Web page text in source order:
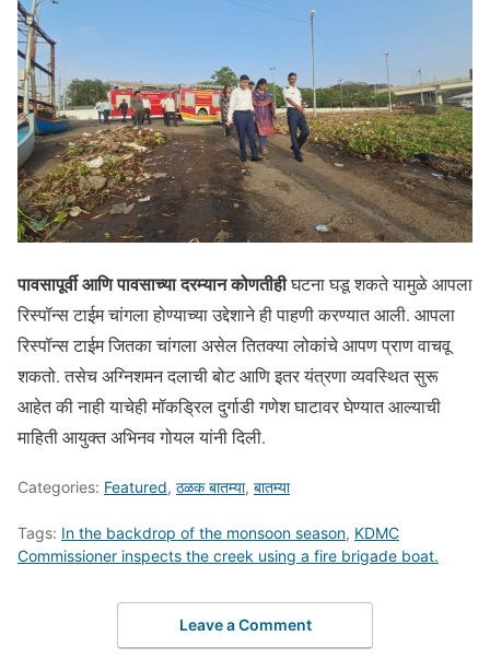
पावसापूर्वी आणि पावसाच्या दरम्यान कोणतीहीघटना घडू शकते यामुळे आपला
रिस्पॉन्स टाईम चांगला होण्याच्या उद्देशाने ही पाहणी करण्यात आली. आपला
रिस्पॉन्स टाईम जितका चांगला असेल तितक्या लोकांचे आपण प्राण वाचवू
शकतो. तसेच अग्निशमन दलाची बोट आणि इतर यंत्रणा व्यवस्थित सुरू
आहेत की नाही याचेही मॉकड्रिल दुर्गाडी गणेश घाटावर घेण्यात आल्याची
माहिती आयुक्त अभिनव गोयल यांनी दिली.
Categories: Featured, ठळक बातम्या, बातम्या
Tags: In the backdrop of the monsoon season, KDMC
Commissioner inspects the creek using a fire brigade boat.
Leave a Comment